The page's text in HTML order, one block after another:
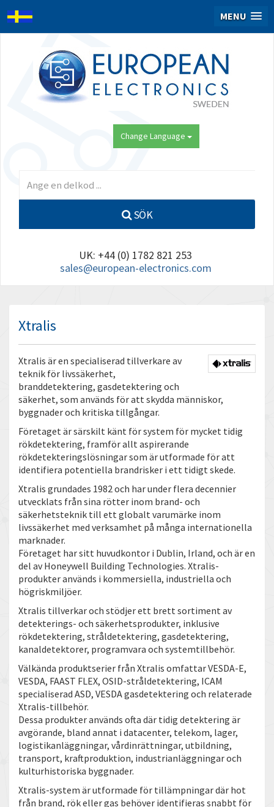
MENU
Change Language
SÖK
UK: +44 (0) 1782 821 253
sales@european-electronics.com
Xtralis
Xtralis är en specialiserad tillverkare av
teknik för livssäkerhet,
branddetektering, gasdetektering och
säkerhet, som används för att skydda människor,
byggnader och kritiska tillgångar.
Företaget är särskilt känt för system för mycket tidig
rökdetektering, framför allt aspirerande
rökdetekteringslösningar som är utformade för att
identifiera potentiella brandrisker i ett tidigt skede.
Xtralis grundades 1982 och har under flera decennier
utvecklats från sina rötter inom brand- och
säkerhetsteknik till ett globalt varumärke inom
livssäkerhet med verksamhet på många internationella
marknader.
Företaget har sitt huvudkontor i Dublin, Irland, och är en
del av Honeywell Building Technologies. Xtralis-
produkter används i kommersiella, industriella och
högriskmiljöer.
Xtralis tillverkar och stödjer ett brett sortiment av
detekterings- och säkerhetsprodukter, inklusive
rökdetektering, stråldetektering, gasdetektering,
kanaldetektorer, programvara och systemtillbehör.
Välkända produktserier från Xtralis omfattar VESDA-E,
VESDA, FAAST FLEX, OSID-stråldetektering, ICAM
specialiserad ASD, VESDA gasdetektering och relaterade
Xtralis-tillbehör.
Dessa produkter används ofta där tidig detektering är
avgörande, bland annat i datacenter, telekom, lager,
logistikanläggningar, vårdinrättningar, utbildning,
transport, kraftproduktion, industrianläggningar och
kulturhistoriska byggnader.
Xtralis-system är utformade för tillämpningar där hot
från brand, rök eller gas behöver identifieras snabbt för